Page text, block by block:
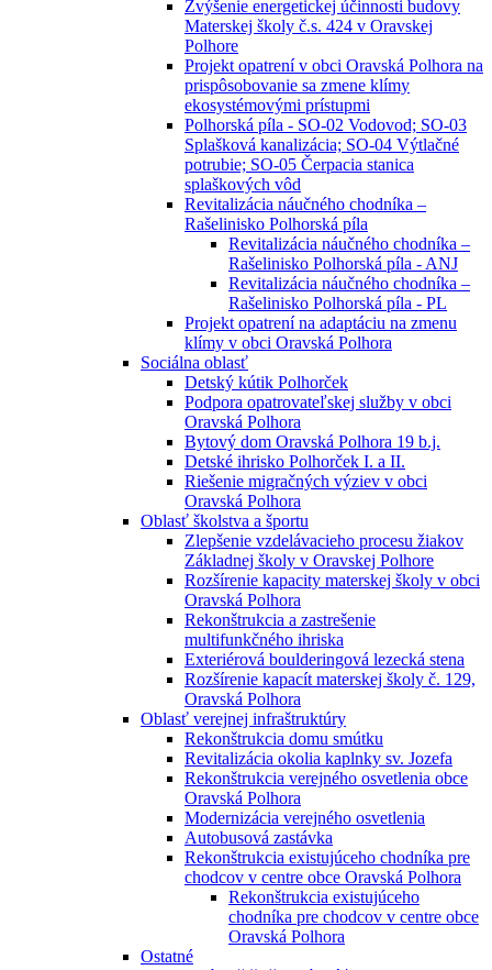
Zvýšenie energetickej účinnosti budovy
Materskej školy č.s. 424 v Oravskej
Polhore
Projekt opatrení v obci Oravská Polhora na
prispôsobovanie sa zmene klímy
ekosystémovými prístupmi
Polhorská píla - SO-02 Vodovod; SO-03
Splašková kanalizácia; SO-04 Výtlačné
potrubie; SO-05 Čerpacia stanica
splaškových vôd
Revitalizácia náučného chodníka –
Rašelinisko Polhorská píla
Revitalizácia náučného chodníka –
Rašelinisko Polhorská píla - ANJ
Revitalizácia náučného chodníka –
Rašelinisko Polhorská píla - PL
Projekt opatrení na adaptáciu na zmenu
klímy v obci Oravská Polhora
Sociálna oblasť
Detský kútik Polhorček
Podpora opatrovateľskej služby v obci
Oravská Polhora
Bytový dom Oravská Polhora 19 b.j.
Detské ihrisko Polhorček I. a II.
Riešenie migračných výziev v obci
Oravská Polhora
Oblasť školstva a športu
Zlepšenie vzdelávacieho procesu žiakov
Základnej školy v Oravskej Polhore
Rozšírenie kapacity materskej školy v obci
Oravská Polhora
Rekonštrukcia a zastrešenie
multifunkčného ihriska
Exteriérová boulderingová lezecká stena
Rozšírenie kapacít materskej školy č. 129,
Oravská Polhora
Oblasť verejnej infraštruktúry
Rekonštrukcia domu smútku
Revitalizácia okolia kaplnky sv. Jozefa
Rekonštrukcia verejného osvetlenia obce
Oravská Polhora
Modernizácia verejného osvetlenia
Autobusová zastávka
Rekonštrukcia existujúceho chodníka pre
chodcov v centre obce Oravská Polhora
Rekonštrukcia existujúceho
chodníka pre chodcov v centre obce
Oravská Polhora
Ostatné